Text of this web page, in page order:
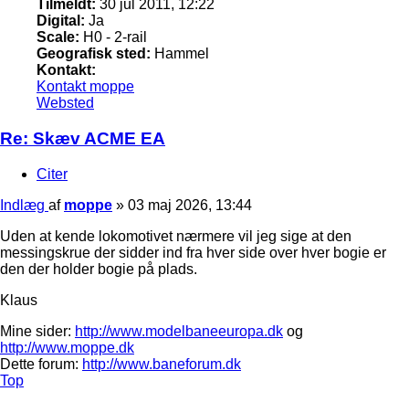
Tilmeldt: 30 jul 2011, 12:22
Digital: Ja
Scale: H0 - 2-rail
Geografisk sted: Hammel
Kontakt:
Kontakt moppe
Websted
Re: Skæv ACME EA
Citer
Indlæg af moppe » 03 maj 2026, 13:44
Uden at kende lokomotivet nærmere vil jeg sige at den
messingskrue der sidder ind fra hver side over hver bogie er
den der holder bogie på plads.
Klaus
Mine sider: http://www.modelbaneeuropa.dk og
http://www.moppe.dk
Dette forum: http://www.baneforum.dk
Top